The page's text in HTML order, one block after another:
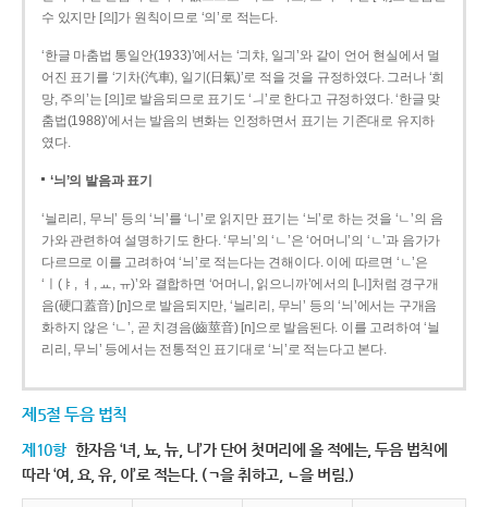
수 있지만 [의]가 원칙이므로 ‘의’로 적는다.
‘한글 마춤법 통일안(1933)’에서는 ‘긔챠, 일긔’와 같이 언어 현실에서 멀
어진 표기를 ‘기차(汽車), 일기(日氣)’로 적을 것을 규정하였다. 그러나 ‘희
망, 주의’는 [의]로 발음되므로 표기도 ‘ㅢ’로 한다고 규정하였다. ‘한글 맞
춤법(1988)’에서는 발음의 변화는 인정하면서 표기는 기존대로 유지하
였다.
‘늬’의 발음과 표기
‘늴리리, 무늬’ 등의 ‘늬’를 ‘니’로 읽지만 표기는 ‘늬’로 하는 것을 ‘ㄴ’의 음
가와 관련하여 설명하기도 한다. ‘무늬’의 ‘ㄴ’은 ‘어머니’의 ‘ㄴ’과 음가가
다르므로 이를 고려하여 ‘늬’로 적는다는 견해이다. 이에 따르면 ‘ㄴ’은
‘ㅣ(ㅑ, ㅕ, ㅛ, ㅠ)’와 결합하면 ‘어머니, 읽으니까’에서의 [니]처럼 경구개
음(硬口蓋音) [ɲ]으로 발음되지만, ‘늴리리, 무늬’ 등의 ‘늬’에서는 구개음
화하지 않은 ‘ㄴ’, 곧 치경음(齒莖音) [n]으로 발음된다. 이를 고려하여 ‘늴
리리, 무늬’ 등에서는 전통적인 표기대로 ‘늬’로 적는다고 본다.
제5절 두음 법칙
제10항 한자음 ‘녀, 뇨, 뉴, 니’가 단어 첫머리에 올 적에는, 두음 법칙에
따라 ‘여, 요, 유, 이’로 적는다. (ㄱ을 취하고, ㄴ을 버림.)